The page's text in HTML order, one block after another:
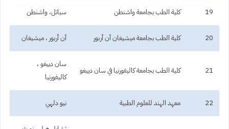
19 كلية الطب بجامعة واشنطن سياتل، واشنطن
20 كلية الطب بجامعة ميشيغان آن أربور آن أربور ، ميشيغان
21 كلية الطب بجامعة كاليفورنيا في سان دييغو
سان دييغو ،
كاليفورنيا
22 معهد الهند للعلوم الطبية نيو دلهي